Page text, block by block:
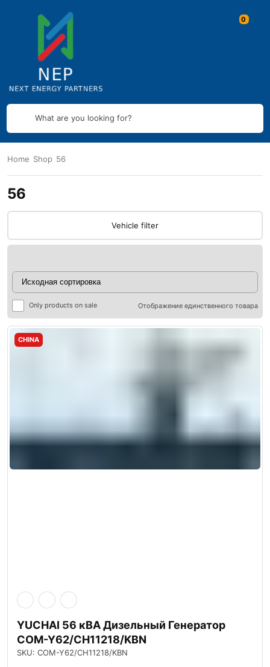
What are you looking for?
Home Shop 56
56
Vehicle filter
Only products on sale Отображение единственного товара
CHINA
YUCHAI 56 кВА Дизельный Генератор
COM-Y62/CH11218/KBN
SKU: COM-Y62/CH11218/KBN